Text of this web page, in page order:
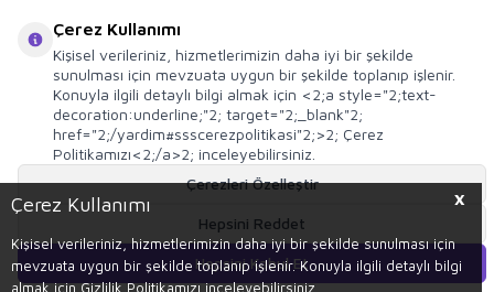
X
Çerez Kullanımı
Kişisel verileriniz, hizmetlerimizin daha iyi bir şekilde sunulması için
mevzuata uygun bir şekilde toplanıp işlenir. Konuyla ilgili detaylı bilgi
almak için Gizlilik Politikamızı inceleyebilirsiniz.
Sepete Ekle
E-TicaretSistemleriyle Hazırlanmıştır.
Çerez Kullanımı
Kişisel verileriniz, hizmetlerimizin daha iyi bir şekilde
sunulması için mevzuata uygun bir şekilde toplanıp işlenir.
Konuyla ilgili detaylı bilgi almak için <2;a style="2;text-
decoration:underline;"2; target="2;_blank"2;
href="2;/yardim#ssscerezpolitikasi"2;>2; Çerez
Politikamızı<2;/a>2; inceleyebilirsiniz.
Çerezleri Özelleştir
Hepsini Reddet
Hepsini Kabul Et